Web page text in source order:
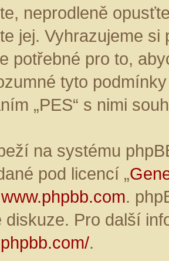
neprodleně
jej. Vyhrazujeme
potřebné pro to,
tyto
„PES“ s nimi
na systému
pod licencí „
www.phpbb.com.
diskuze. Pro další
.